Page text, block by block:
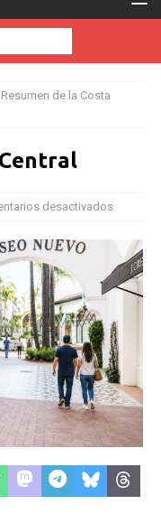
Resumen de la Costa
desactivados